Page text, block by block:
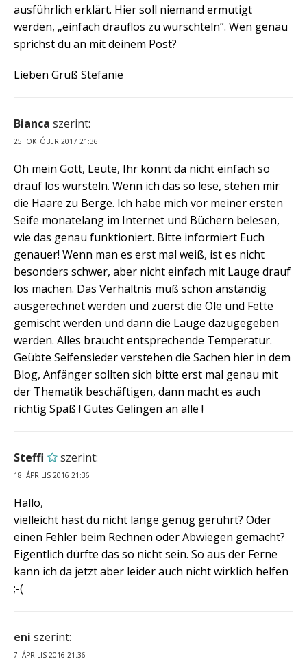
ausführlich erklärt. Hier soll niemand ermutigt
werden, „einfach drauflos zu wurschteln”. Wen genau
sprichst du an mit deinem Post?
Lieben Gruß Stefanie
Bianca szerint:
25. OKTÓBER 2017 21:36
Oh mein Gott, Leute, Ihr könnt da nicht einfach so
drauf los wursteln. Wenn ich das so lese, stehen mir
die Haare zu Berge. Ich habe mich vor meiner ersten
Seife monatelang im Internet und Büchern belesen,
wie das genau funktioniert. Bitte informiert Euch
genauer! Wenn man es erst mal weiß, ist es nicht
besonders schwer, aber nicht einfach mit Lauge drauf
los machen. Das Verhältnis muß schon anständig
ausgerechnet werden und zuerst die Öle und Fette
gemischt werden und dann die Lauge dazugegeben
werden. Alles braucht entsprechende Temperatur.
Geübte Seifensieder verstehen die Sachen hier in dem
Blog, Anfänger sollten sich bitte erst mal genau mit
der Thematik beschäftigen, dann macht es auch
richtig Spaß ! Gutes Gelingen an alle !
Steffi szerint:
18. ÁPRILIS 2016 21:36
Hallo,
vielleicht hast du nicht lange genug gerührt? Oder
einen Fehler beim Rechnen oder Abwiegen gemacht?
Eigentlich dürfte das so nicht sein. So aus der Ferne
kann ich da jetzt aber leider auch nicht wirklich helfen
;-(
eni szerint:
7. ÁPRILIS 2016 21:36